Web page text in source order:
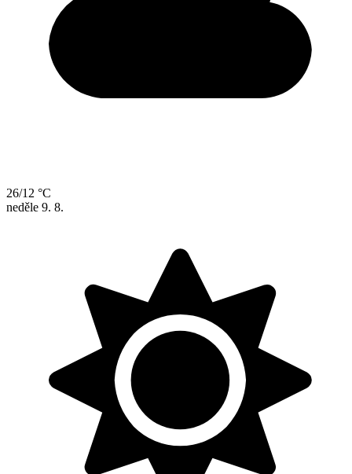
26/12 °C
neděle 9. 8.